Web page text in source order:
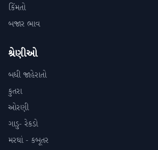
કિંમતો
બજાર ભાવ
શ્રેણીઓ
બધી જાહેરાતો
કુતરા
ઓરણી
ગાડુ- રેકડો
મરઘાં - કબૂતર